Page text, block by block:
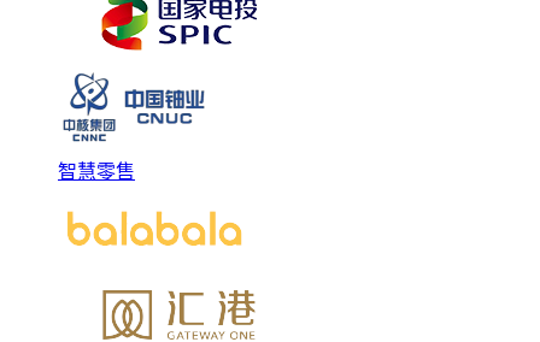
智慧零售